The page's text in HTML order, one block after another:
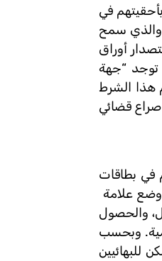
الإدارية العليا في 2008 بأحقيتهم في
استصدار أوراق ثبوتية بها خانة ديانة فارغة أو إضافة شَرْطَة (-) أمام خانة الديانة، صدر قرار وزير الداخلية رقم 520 لسنة 2009 والذي سمح
أوراق
توجد “جهة
هذا الشرط
صراع قضائي
في بطاقات
وضع علامة
والحصول
وبحسب
للبهائيين